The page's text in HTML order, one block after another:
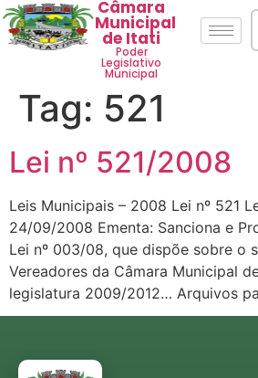
Câmara
Municipal
de Itati
Poder
Legislativo
Municipal
Tag: 521
Lei nº 521/2008
Leis Municipais – 2008 Lei nº 521
24/09/2008 Ementa: Sanciona e
Lei nº 003/08, que dispõe sobre o
Vereadores da Câmara Municipal
legislatura 2009/2012… Arquivos